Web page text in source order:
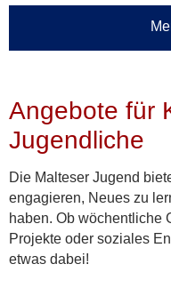
Angebote für
Jugendliche
Die Malteser Jugend
engagieren, Neues zu
haben. Ob wöchentliche
Projekte oder soziales
etwas dabei!